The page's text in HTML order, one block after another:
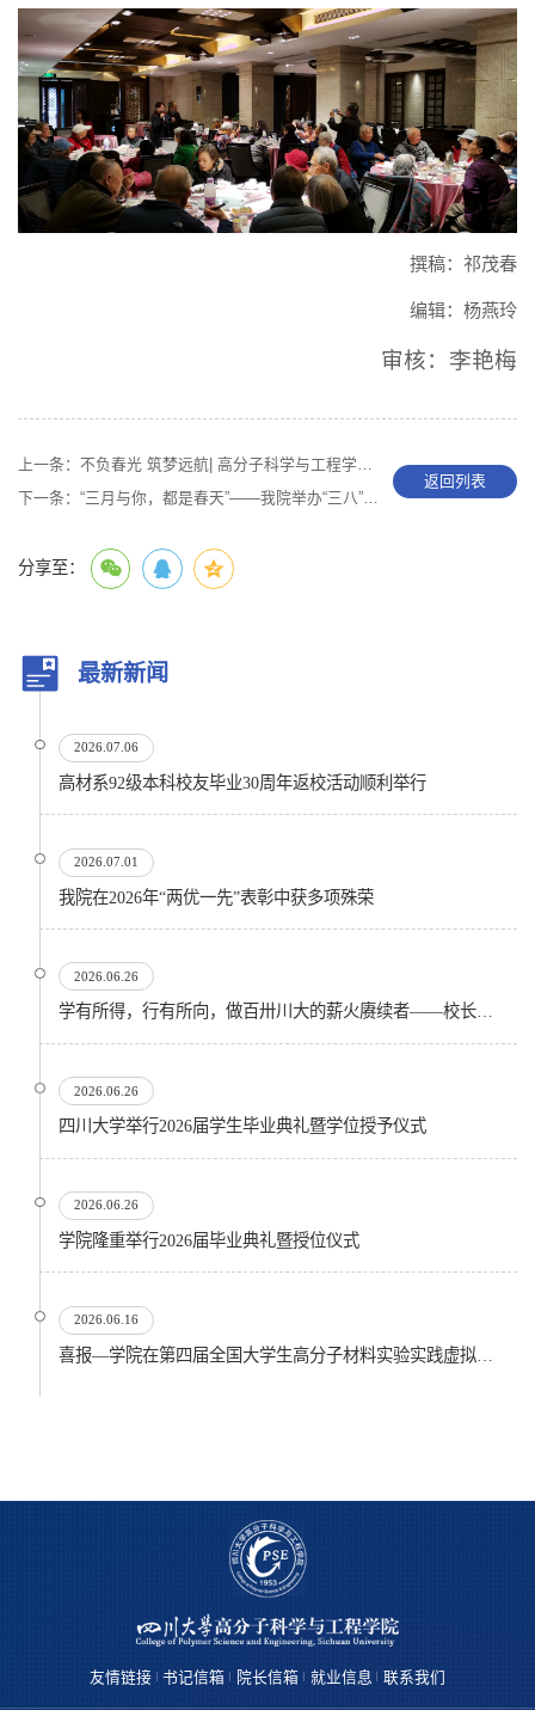
撰稿：祁茂春
编辑：杨燕玲
审核：李艳梅
上一条： 不负春光 筑梦远航| 高分子科学与工程学院工会开展团建活动
下一条： “三月与你，都是春天”——我院举办“三八”妇女节系列活动
返回列表
分享至：
最新新闻
2026.07.06
高材系92级本科校友毕业30周年返校活动顺利举行
2026.07.01
我院在2026年“两优一先”表彰中获多项殊荣
2026.06.26
学有所得，行有所向，做百卅川大的薪火赓续者——校长汪劲松在四川大学2026届学生毕业典礼上的...
2026.06.26
四川大学举行2026届学生毕业典礼暨学位授予仪式
2026.06.26
​学院隆重举行2026届毕业典礼暨授位仪式
2026.06.16
友情链接 书记信箱 院长信箱 就业信息 联系我们